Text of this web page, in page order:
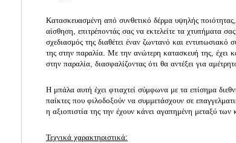
Κατασκευασμένη από συνθετικό δέρμα υψηλής
αίσθηση, επιτρέποντάς σας να εκτελείτε τα χτυπήματα
σχεδιασμός της διαθέτει έναν ζωντανό και
της στην παραλία. Με την ανώτερη κατασκευή της, έχει
στην παραλία, διασφαλίζοντας ότι θα αντέξει για
Η μπάλα αυτή έχει φτιαχτεί σύμφωνα με τα επίσημα
παίκτες που φιλοδοξούν να συμμετάσχουν σε
η αξιοπιστία της την έχουν κάνει αγαπημένη μεταξύ
Τεχνικά χαρακτηριστικά: